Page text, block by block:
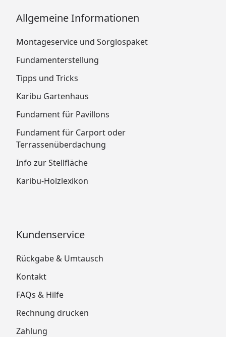
Allgemeine Informationen
Montageservice und Sorglospaket
Fundamenterstellung
Tipps und Tricks
Karibu Gartenhaus
Fundament für Pavillons
Fundament für Carport oder
Terrassenüberdachung
Info zur Stellfläche
Karibu-Holzlexikon
Kundenservice
Rückgabe & Umtausch
Kontakt
FAQs & Hilfe
Rechnung drucken
Zahlung